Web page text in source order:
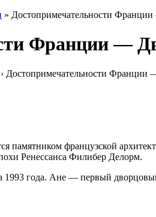
» Достопримечательности
Франции —
› Достопримечательности Франции
памятником французской
Ренессанса Филибер Делорм.
1993 года. Ане — первый